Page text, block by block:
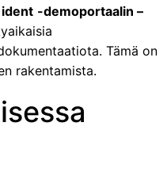
ident -demoportaalin –
Tämä on
rakentamista.